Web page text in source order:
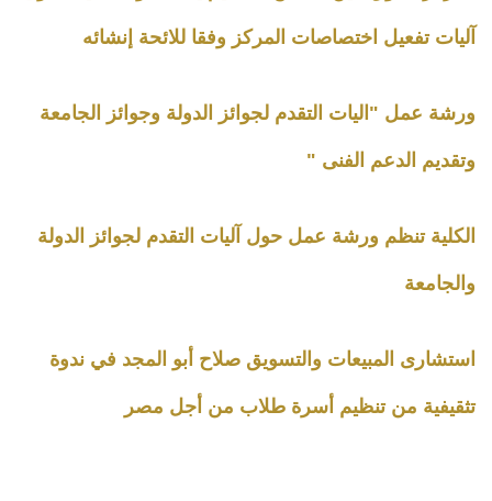
آليات تفعيل اختصاصات المركز وفقا للائحة إنشائه
ورشة عمل "اليات التقدم لجوائز الدولة وجوائز الجامعة
وتقديم الدعم الفنى "
الكلية تنظم ورشة عمل حول آليات التقدم لجوائز الدولة
والجامعة
استشارى المبيعات والتسويق صلاح أبو المجد في ندوة
تثقيفية من تنظيم أسرة طلاب من أجل مصر